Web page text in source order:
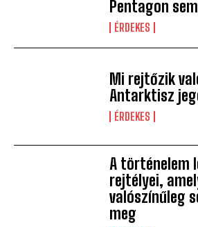
Pentagon
ÉRDEKES
Mi rejtőzik
Antarktisz
ÉRDEKES
A történelem
rejtélyei,
valószínűleg
meg